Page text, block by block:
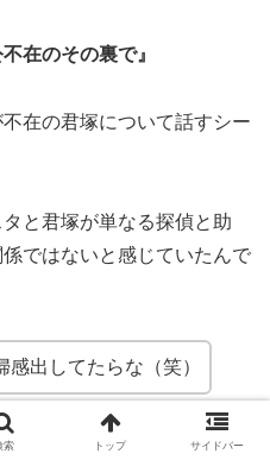
在のその裏で』
在の君塚について話すシー
と君塚が単なる探偵と助
ではないと感じていたんで
感出してたらな（笑）
索 トップ サイドバー